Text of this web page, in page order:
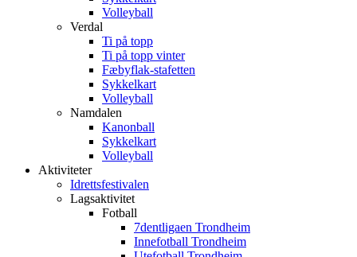
Volleyball
Verdal
Ti på topp
Ti på topp vinter
Fæbyflak-stafetten
Sykkelkart
Volleyball
Namdalen
Kanonball
Sykkelkart
Volleyball
Aktiviteter
Idrettsfestivalen
Lagsaktivitet
Fotball
7dentligaen Trondheim
Innefotball Trondheim